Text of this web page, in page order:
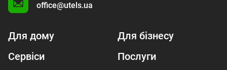
office@utels.ua
Для дому
Для бізнесу
Сервіси
Послуги